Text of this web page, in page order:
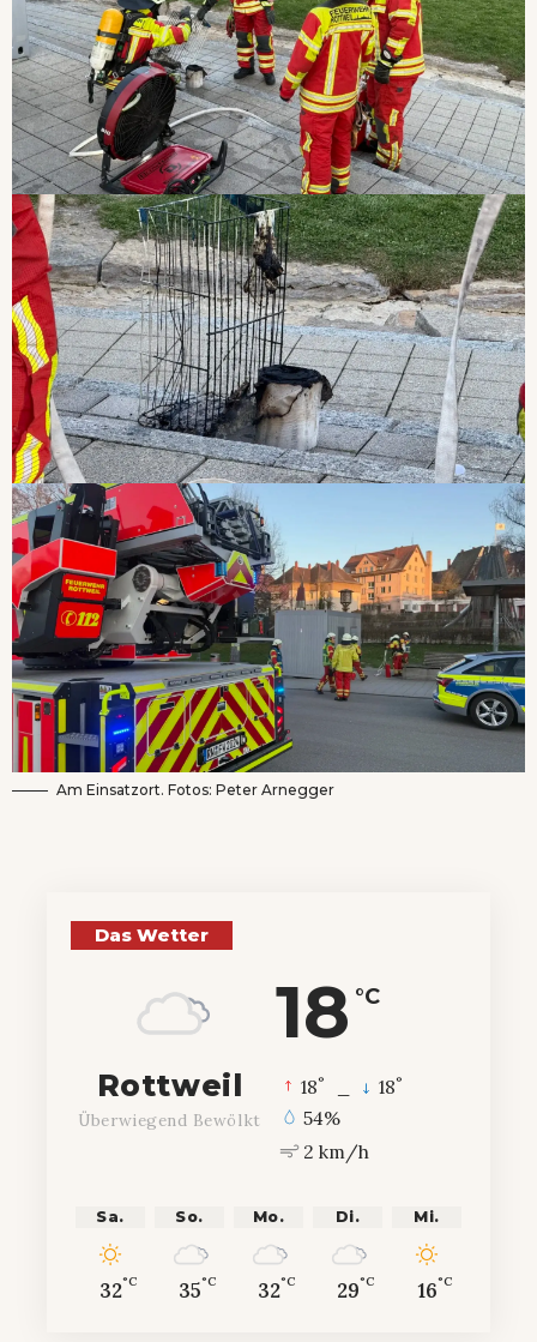
Am Einsatzort. Fotos: Peter Arnegger
Das Wetter
18 °C
Rottweil
Überwiegend Bewölkt
18° 18°
54%
2 km/h
Sa.
32°C
So.
35°C
Mo.
32°C
Di.
29°C
Mi.
16°C